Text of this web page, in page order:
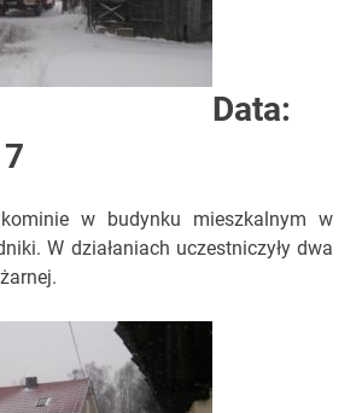
Data:
w budynku mieszkalnym w
W działaniach uczestniczyły dwa